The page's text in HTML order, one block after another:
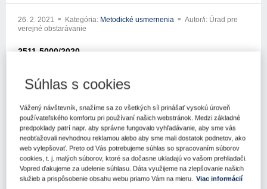
26. 2. 2021 Kategória: Metodické usmernenia
Autor/i: Úrad pre
verejné obstarávanie
2511-5000/2020
Dátum: 26.02.2021
Elektronickou poštou zo dňa 04.02.2021 ste sa obrátili na Úrad pre
verejné obstarávanie (ďalej len „úrad“) so žiadosťou o usmernenie
k aplikácii zákona č. 343/2015 Z.z. o verejnom obstarávaní a o
zmene a doplnení niektorých zákonov v znení neskorších
predpisov (ďalej len „zákon o verejnom obstarávaní“).
Súhlas s cookies
Vážený návštevník, snažíme sa zo všetkých síl prinášať vysokú úroveň
používateľského komfortu pri používaní našich webstránok. Medzi základné
predpoklady patrí napr. aby správne fungovalo vyhľadávanie, aby sme vás
neobťažovali nevhodnou reklamou alebo aby sme mali dostatok podnetov, ako
web vylepšovať. Preto od Vás potrebujeme súhlas so spracovaním súborov
cookies, t. j. malých súborov, ktoré sa dočasne ukladajú vo vašom prehliadači.
Vopred ďakujeme za udelenie súhlasu. Dáta využijeme na zlepšovanie našich
služieb a prispôsobenie obsahu webu priamo Vám na mieru.
Viac informácií